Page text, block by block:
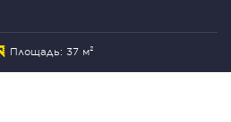
Площадь: 37 м²